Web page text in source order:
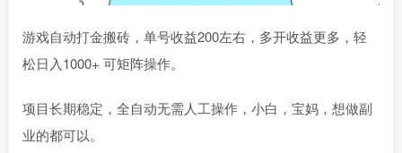
游戏自动打金搬砖，单号收益200左右，多开收益更多，轻
松日入1000+ 可矩阵操作。
项目长期稳定，全自动无需人工操作，小白，宝妈，想做副
业的都可以。